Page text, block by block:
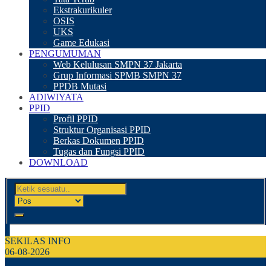
Ekstrakurikuler
OSIS
UKS
Game Edukasi
PENGUMUMAN
Web Kelulusan SMPN 37 Jakarta
Grup Informasi SPMB SMPN 37
PPDB Mutasi
ADIWIYATA
PPID
Profil PPID
Struktur Organisasi PPID
Berkas Dokumen PPID
Tugas dan Fungsi PPID
DOWNLOAD
SEKILAS INFO
06-08-2026